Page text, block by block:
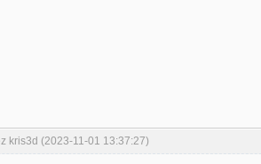
kris3d (2023-11-01 13:37:27)